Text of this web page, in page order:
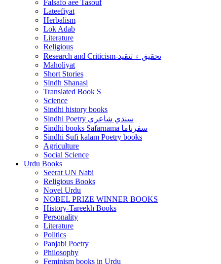
Falsafo aee Tasouf
Lateefiyat
Herbalism
Lok Adab
Literature
Religious
Research and Criticism-تحقيق ۽ تنقيد
Maholiyat
Short Stories
Sindh Shanasi
Translated Book S
Science
Sindhi history books
Sindhi Poetry سنڌي شاعري
Sindhi books Safarnama سفرناما
Sindhi Sufi kalam Poetry books
Agriculture
Social Science
Urdu Books
Seerat UN Nabi
Religious Books
Novel Urdu
NOBEL PRIZE WINNER BOOKS
History-Tareekh Books
Personality
Literature
Politics
Panjabi Poetry
Philosophy
Feminism books in Urdu